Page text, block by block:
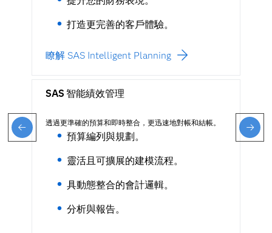
打造更完善的客戶體驗。
瞭解 SAS Intelligent Planning
SAS 智能績效管理
透過更準確的預算和即時整合，更迅速地對帳和結帳。
預算編列與規劃。
靈活且可擴展的建模流程。
具動態整合的會計邏輯。
分析與報告。